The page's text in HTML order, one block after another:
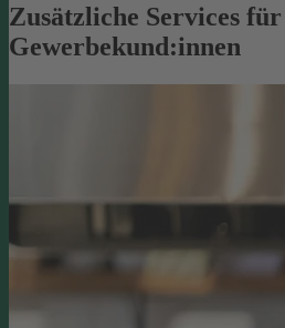
Zusätzliche Services für
Gewerbekund:innen